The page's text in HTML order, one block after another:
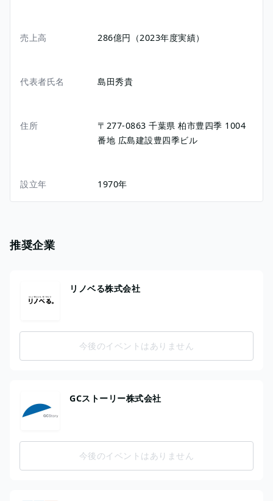
売上高 286億円（2023年度実績）
代表者氏名 島田秀貴
住所 〒277-0863千葉県柏市豊四季 1004
番地 広島建設豊四季ビル
設立年 1970年
推奨企業
リノベる株式会社
今後のイベントはありません
GCストーリー株式会社
今後のイベントはありません